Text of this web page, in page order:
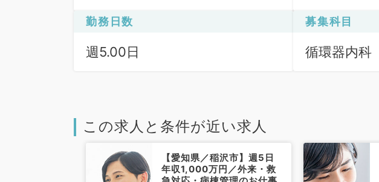
勤務日数
週5.00日
募集科目
循環器内科
この求人と条件が近い求人
【愛知県／稲沢市】週5日
年収1,000万円／外来・救